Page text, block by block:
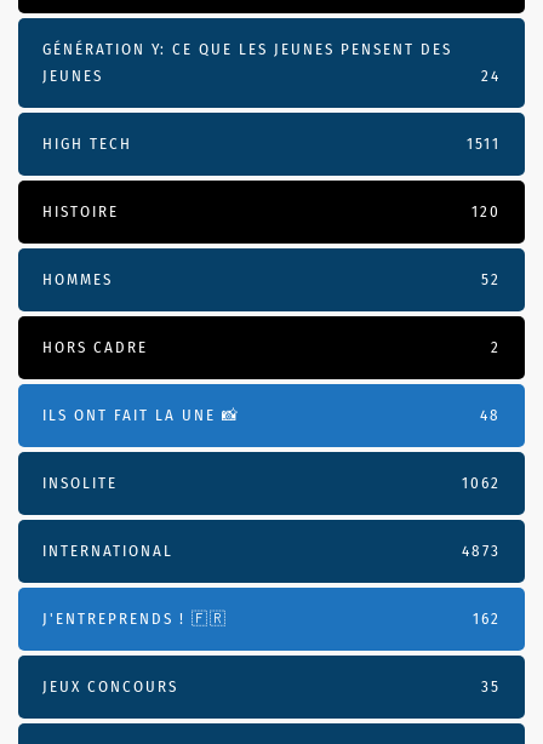
GÉNÉRATION Y: CE QUE LES JEUNES PENSENT DES
JEUNES
24
HIGH TECH 1511
HISTOIRE 120
HOMMES 52
HORS CADRE 2
ILS ONT FAIT LA UNE 📸 48
INSOLITE 1062
INTERNATIONAL 4873
J'ENTREPRENDS ! 🇫🇷 162
JEUX CONCOURS 35